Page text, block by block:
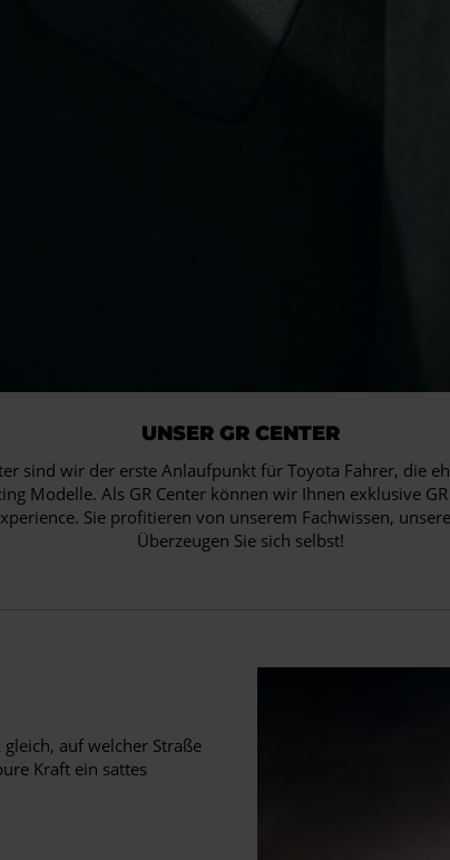
UNSER GR CENTER
sind wir der erste Anlaufpunkt für Toyota Fahrer, die
Modelle. Als GR Center können wir Ihnen exklusive
Sie profitieren von unserem Fachwissen,
Überzeugen Sie sich selbst!
auf welcher Straße
Kraft ein sattes